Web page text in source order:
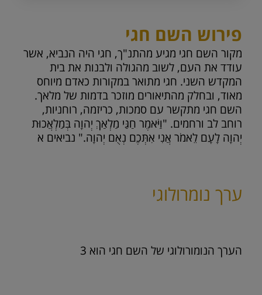
פירוש השם חגי
מקור השם חגי מגיע מהתנ"ך, חגי היה הנביא, אשר
עודד את העם, לשוב מהגולה ולבנות את בית
המקדש השני. חגי מתואר במקורות כאדם מיוחס
מאוד, ובחלק מהתיאורים מוזכר בדמות של מלאך.
השם חגי מתקשר עם סמכות, כריזמה, רוחניות,
רוחב לב ורחמים. "וַיֹּאמֶר חַגַּי מַלְאַךְ יְהוָה בְּמַלְאֲכוּת
יְהוָה לָעָם לֵאמֹר אֲנִי אִתְּכֶם נְאֻם יְהוָה." נביאים א
ערך נומרולוגי
הערך הנומורולוגי של השם חגי הוא 3